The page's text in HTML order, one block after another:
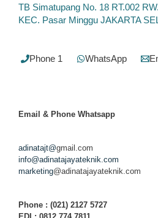
TB Simatupang No. 18 RT.002
KEC. Pasar Minggu JAKARTA
Phone 1 WhatsApp
Email & Phone Whatsapp
adinatajt@gmail.com
info@adinatajayateknik.com
marketing@adinatajayateknik.com
Phone : (021) 2127 5727